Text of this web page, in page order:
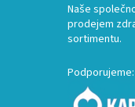
Naše
prodejem
sortimentu.
Podporujeme: